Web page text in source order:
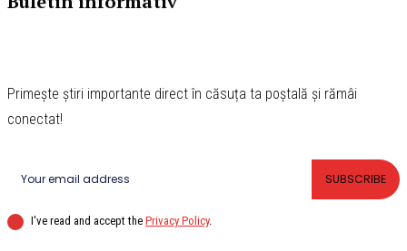
Primește știri importante direct în căsuța ta poștală și rămâi
conectat!
SUBSCRIBE
I've read and accept the Privacy Policy.